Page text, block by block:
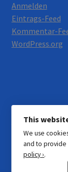
Anmelden
Eintrags-Feed
Kommentar-
WordPress.org
© Motorrad
This
We use
and to
policy ›.